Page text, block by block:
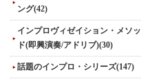
ング(42)
インプロヴィゼイション・メソッ
ド(即興演奏/アドリブ)(30)
話題のインプロ・シリーズ(147)